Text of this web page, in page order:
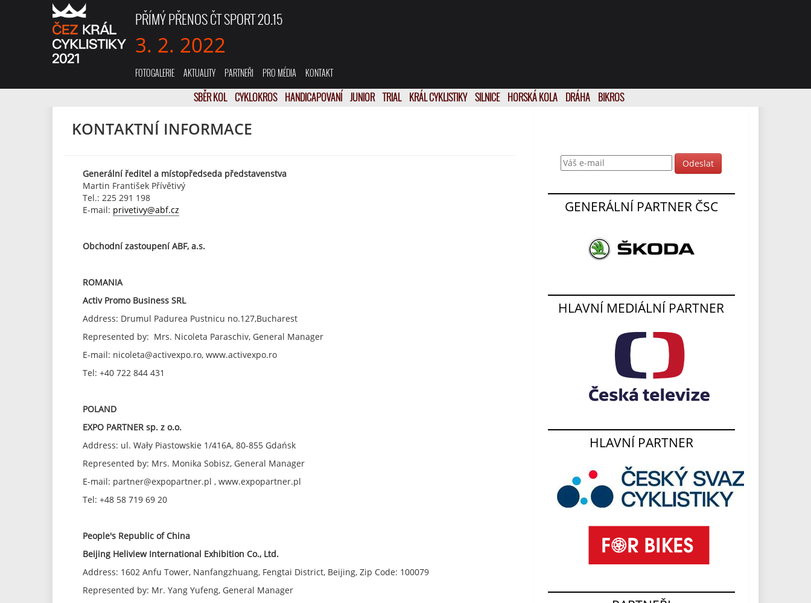
PŘÍMÝ PŘENOS ČT SPORT 20.15
3. 2. 2022
FOTOGALERIE AKTUALITY PARTNEŘI PRO MÉDIA KONTAKT
SBĚR KOL CYKLOKROS HANDICAPOVANÍ JUNIOR TRIAL KRÁL CYKLISTIKY SILNICE HORSKÁ KOLA DRÁHA BIKROS
KONTAKTNÍ INFORMACE
Generální ředitel a místopředseda představenstva
Martin František Přívětivý
Tel.: 225 291 198
E-mail: privetivy@abf.cz
Obchodní zastoupení ABF, a.s.
ROMANIA
Activ Promo Business SRL
Address: Drumul Padurea Pustnicu no.127,Bucharest
Represented by: Mrs. Nicoleta Paraschiv, General Manager
E-mail: nicoleta@activexpo.ro, www.activexpo.ro
Tel: +40 722 844 431
POLAND
EXPO PARTNER sp. z o.o.
Address: ul. Wały Piastowskie 1/416A, 80-855 Gdańsk
Represented by: Mrs. Monika Sobisz, General Manager
E-mail: partner@expopartner.pl , www.expopartner.pl
Tel: +48 58 719 69 20
People's Republic of China
Beijing Heliview International Exhibition Co., Ltd.
Address: 1602 Anfu Tower, Nanfangzhuang, Fengtai District, Beijing, Zip Code: 100079
Represented by: Mr. Yang Yufeng, General Manager
GENERÁLNÍ PARTNER ČSC
HLAVNÍ MEDIÁLNÍ PARTNER
HLAVNÍ PARTNER